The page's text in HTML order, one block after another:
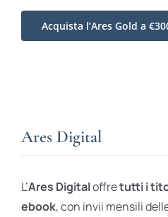
Acquista l’Ares Gold a
Ares Digital
L’Ares Digitaloffretutti i
ebook, con invii mensili